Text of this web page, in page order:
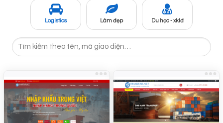
Logistics Làm đẹp Du học - xklđ